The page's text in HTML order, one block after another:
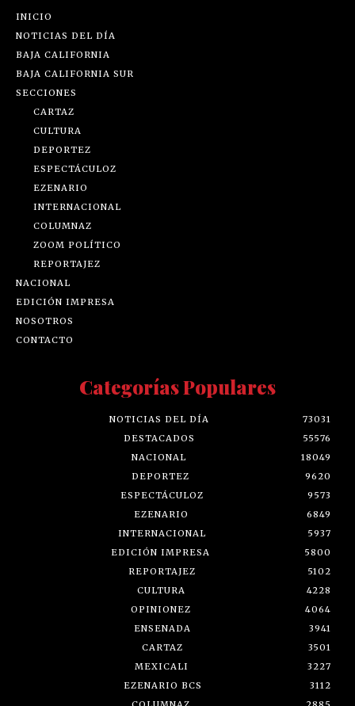
INICIO
NOTICIAS DEL DÍA
BAJA CALIFORNIA
BAJA CALIFORNIA SUR
SECCIONES
CARTAZ
CULTURA
DEPORTEZ
ESPECTÁCULOZ
EZENARIO
INTERNACIONAL
COLUMNAZ
ZOOM POLÍTICO
REPORTAJEZ
NACIONAL
EDICIÓN IMPRESA
NOSOTROS
CONTACTO
Categorías Populares
NOTICIAS DEL DÍA
73031
DESTACADOS
55576
NACIONAL
18049
DEPORTEZ
9620
ESPECTÁCULOZ
9573
EZENARIO
6849
INTERNACIONAL
5937
EDICIÓN IMPRESA
5800
REPORTAJEZ
5102
CULTURA
4228
OPINIONEZ
4064
ENSENADA
3941
CARTAZ
3501
MEXICALI
3227
EZENARIO BCS
3112